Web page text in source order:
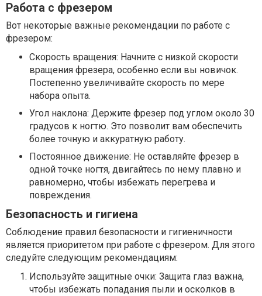
Работа с фрезером
Вот некоторые важные рекомендации по работе с
фрезером:
Скорость вращения: Начните с низкой скорости
вращения фрезера, особенно если вы новичок.
Постепенно увеличивайте скорость по мере
набора опыта.
Угол наклона: Держите фрезер под углом около 30
градусов к ногтю. Это позволит вам обеспечить
более точную и аккуратную работу.
Постоянное движение: Не оставляйте фрезер в
одной точке ногтя, двигайтесь по нему плавно и
равномерно, чтобы избежать перегрева и
повреждения.
Безопасность и гигиена
Соблюдение правил безопасности и гигиеничности
является приоритетом при работе с фрезером. Для этого
следуйте следующим рекомендациям:
Используйте защитные очки: Защита глаз важна,
чтобы избежать попадания пыли и осколков в